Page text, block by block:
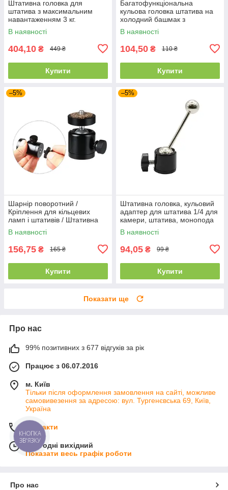
Штативна головка для
штатива з максимальним
навантаженням 3 кг.
В наявності
404,10 ₴ 449 ₴
Купити
Багатофункціональна
кульова головка штатива на
холодний башмак з
різьбленням 1/4, PULUZ Cold
Shoe з фіксатором
В наявності
104,50 ₴ 110 ₴
Купити
–5%
Шарнір поворотний /
Кріплення для кільцевих
ламп і штативів / Штативна
головка з різьбленням 1/4 і
3/8
В наявності
156,75 ₴ 165 ₴
Купити
–5%
Штативна головка, кульовий
адаптер для штатива 1/4 для
камери, штатива, монопода
В наявності
94,05 ₴ 99 ₴
Купити
Показати ще
Про нас
99% позитивних з 677 відгуків за рік
Працює з 06.07.2016
м. Київ
Тільки після оформлення замовлення на сайті, можливе
самовивезення за адресою: вул. Тургенєвська 69, Київ,
Україна
Контакти
Сьогодні вихідний
Показати весь графік роботи
Про нас
КНОПКА
ЗВ'ЯЗКУ